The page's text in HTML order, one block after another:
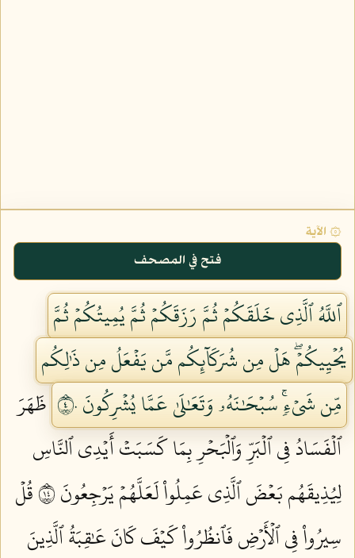
۞ الآية
فتح في المصحف
ٱللَّهُ ٱلَّذِي خَلَقَكُمۡ ثُمَّ رَزَقَكُمۡ ثُمَّ يُمِيتُكُمۡ ثُمَّ
يُحۡيِيكُمۡۖ هَلۡ مِن شُرَكَآئِكُم مَّن يَفۡعَلُ مِن ذَٰلِكُم
مِّن شَيۡءٖۚ سُبۡحَٰنَهُۥ وَتَعَٰلَىٰ عَمَّا يُشۡرِكُونَ ٤٠
ظَهَرَ
ٱلۡفَسَادُ فِي ٱلۡبَرِّ وَٱلۡبَحۡرِ بِمَا كَسَبَتۡ أَيۡدِي ٱلنَّاسِ
لِيُذِيقَهُم بَعۡضَ ٱلَّذِي عَمِلُواْ لَعَلَّهُمۡ يَرۡجِعُونَ ٤١
قُلۡ
سِيرُواْ فِي ٱلۡأَرۡضِ فَٱنظُرُواْ كَيۡفَ كَانَ عَٰقِبَةُ ٱلَّذِينَ